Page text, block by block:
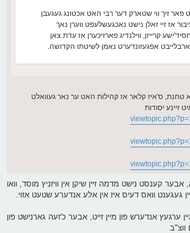
פאר זיך ווי שטארק דער רבי האט אכטונג געגעבן
ציבור אז זיי זאלן נישט נאכגעשלעפט ווערן נאך
קרייזן, ווילנדיג פארזיכערן אז עדת צאן
אפגעזונדערט נאמן לשיטתו הקדושה.
טחנת, ס'איז קלאר אז קהילות האט ער נאר געוואלט
זיינע יסודות
אבער קענסט נישט מדמה זיין שיקן אין וויזניץ מוסד, וואו
געגענט וואס דעיס איז אין אלע אנדערע שטעט אזוי.
ערגעץ אנדערש פון מיין זייט, אבער כ'זעה גארנישט פון